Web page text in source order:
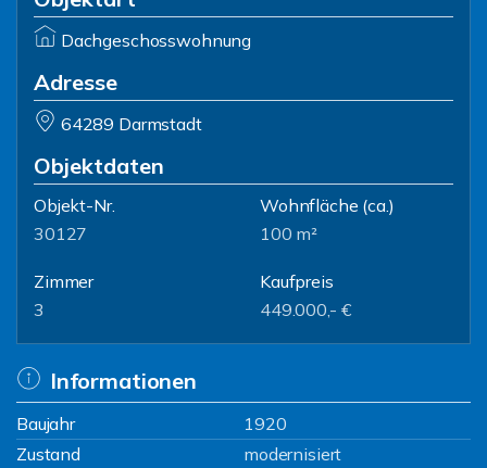
Dachgeschosswohnung
Adresse
64289 Darmstadt
Objektdaten
Objekt-Nr.
30127
Wohnfläche (ca.)
100 m²
Zimmer
3
Kaufpreis
449.000,- €
Informationen
Baujahr
1920
Zustand
modernisiert